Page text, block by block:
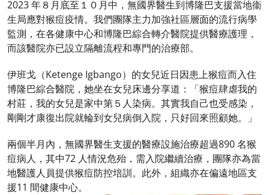
2023 年８月底至１０月中，無國界醫生到博隆巴支援當地衞
生局應對猴痘疫情。我們團隊主力加強社區層面的流行病學
監測，在各健康中心和博隆巴綜合轉介醫院提供醫療護理，
而該醫院亦已設立隔離流程和專門的治療部。
伊班戈（Ketenge Igbango）的女兒近日因患上猴痘而入住
博隆巴綜合醫院，她坐在女兒床邊分享道：「猴痘肆虐我的
村莊，我的女兒是家中第５人染病。其實我自己也受感染，
剛剛才康復出院就輪到女兒病倒入院，只好回來照顧她。」
兩個半月內，無國界醫生支援的醫療設施治療超過890 名猴
痘病人，其中72 人情況危殆，需入院繼續治療，團隊亦為當
地醫護人員提供猴痘防控培訓。此外，組織亦在偏遠地區支
援11 間健康中心。